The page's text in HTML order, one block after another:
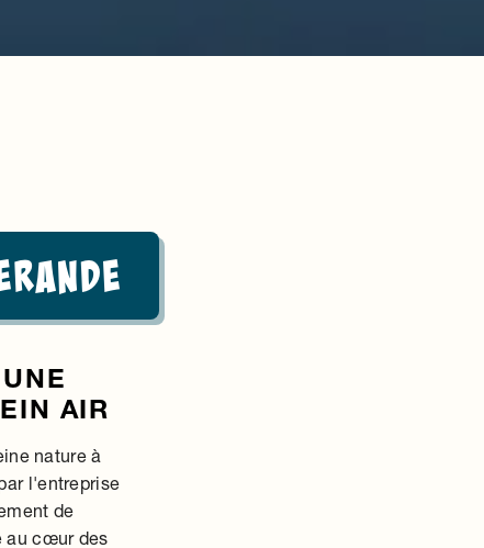
AIR
nature à
l'entreprise
de
au cœur des